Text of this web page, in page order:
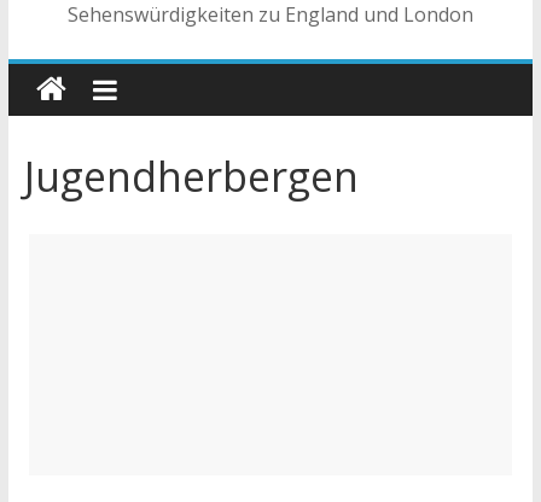
Sehenswürdigkeiten zu England und London
Jugendherbergen